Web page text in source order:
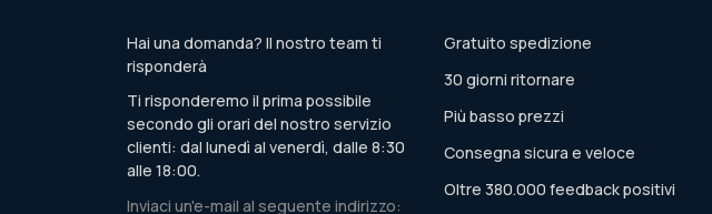
Hai una domanda? Il nostro team ti
risponderà
Ti risponderemo il prima possibile
secondo gli orari del nostro servizio
clienti: dal lunedì al venerdì, dalle 8:30
alle 18:00.
Inviaci un'e-mail al seguente indirizzo:
Gratuito spedizione
30 giorni ritornare
Più basso prezzi
Consegna sicura e veloce
Oltre 380.000 feedback positivi